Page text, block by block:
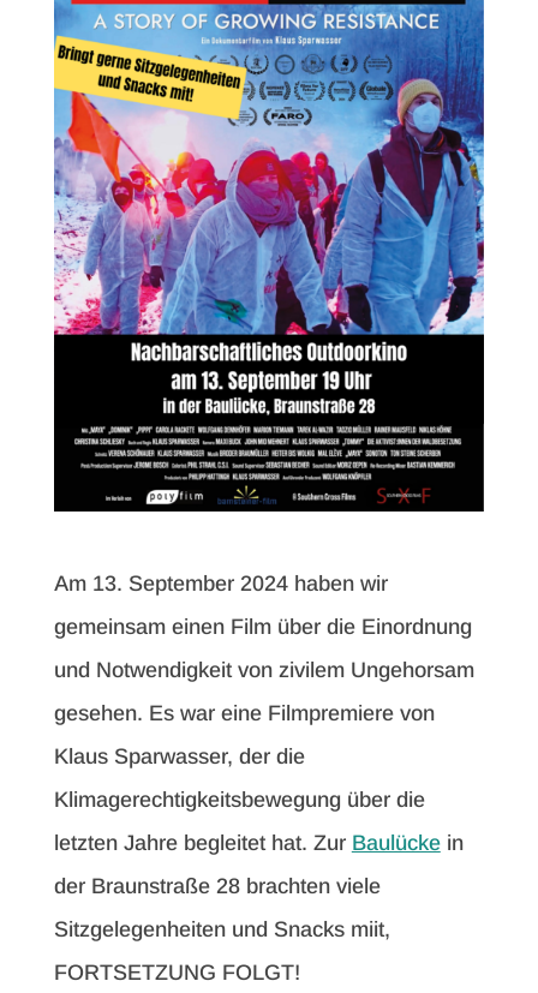
Am 13. September 2024 haben wir
gemeinsam einen Film über die Einordnung
und Notwendigkeit von zivilem Ungehorsam
gesehen. Es war eine Filmpremiere von
Klaus Sparwasser, der die
Klimagerechtigkeitsbewegung über die
letzten Jahre begleitet hat. Zur Baulückein
der Braunstraße 28 brachten viele
Sitzgelegenheiten und Snacks miit,
FORTSETZUNG FOLGT!